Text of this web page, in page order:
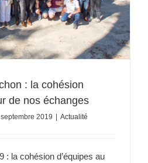
: la cohésion
de nos échanges
2019 | Actualité
: la cohésion d’équipes au